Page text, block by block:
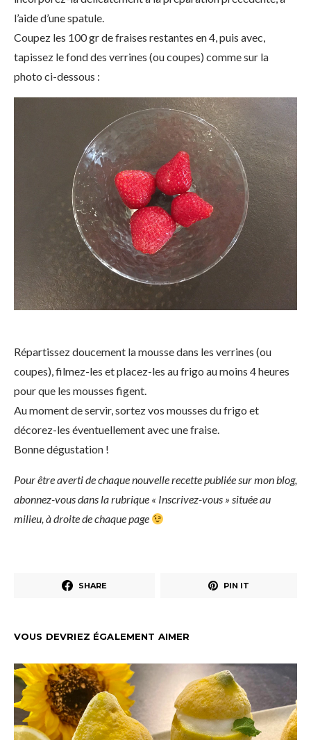
l’aide d’une spatule.
Coupez les 100 gr de fraises restantes en 4, puis avec,
tapissez le fond des verrines (ou coupes) comme sur la
photo ci-dessous :
Répartissez doucement la mousse dans les verrines (ou
coupes), filmez-les et placez-les au frigo au moins 4 heures
pour que les mousses figent.
Au moment de servir, sortez vos mousses du frigo et
décorez-les éventuellement avec une fraise.
Bonne dégustation !
Pour être averti de chaque nouvelle recette publiée sur mon blog,
abonnez-vous dans la rubrique « Inscrivez-vous » située au
milieu, à droite de chaque page
SHARE PIN IT
VOUS DEVRIEZ ÉGALEMENT AIMER